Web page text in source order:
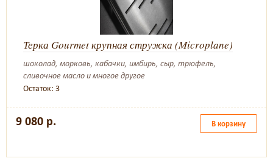
Терка Gourmet крупная стружка (Microplane)
шоколад, морковь, кабачки, имбирь, сыр, трюфель,
сливочное масло и многое другое
Остаток: 3
9 080 р. В корзину